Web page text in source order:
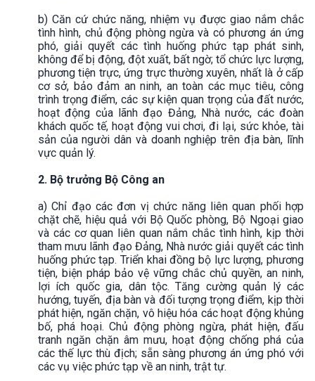
b) Căn cứ chức năng, nhiệm vụ được giao nắm chắc
tình hình, chủ động phòng ngừa và có phương án ứng
phó, giải quyết các tình huống phức tạp phát sinh,
không để bị động, đột xuất, bất ngờ; tổ chức lực lượng,
phương tiện trực, ứng trực thường xuyên, nhất là ở cấp
cơ sở, bảo đảm an ninh, an toàn các mục tiêu, công
trình trọng điểm, các sự kiện quan trọng của đất nước,
hoạt động của lãnh đạo Đảng, Nhà nước, các đoàn
khách quốc tế, hoạt động vui chơi, đi lại, sức khỏe, tài
sản của người dân và doanh nghiệp trên địa bàn, lĩnh
vực quản lý.
2. Bộ trưởng Bộ Công an
a) Chỉ đạo các đơn vị chức năng liên quan phối hợp
chặt chẽ, hiệu quả với Bộ Quốc phòng, Bộ Ngoại giao
và các cơ quan liên quan nắm chắc tình hình, kịp thời
tham mưu lãnh đạo Đảng, Nhà nước giải quyết các tình
huống phức tạp. Triển khai đồng bộ lực lượng, phương
tiện, biện pháp bảo vệ vững chắc chủ quyền, an ninh,
lợi ích quốc gia, dân tộc. Tăng cường quản lý các
hướng, tuyến, địa bàn và đối tượng trọng điểm, kịp thời
phát hiện, ngăn chặn, vô hiệu hóa các hoạt động khủng
bố, phá hoại. Chủ động phòng ngừa, phát hiện, đấu
tranh ngăn chặn âm mưu, hoạt động chống phá của
các thế lực thù địch; sẵn sàng phương án ứng phó với
các vụ việc phức tạp về an ninh, trật tự.